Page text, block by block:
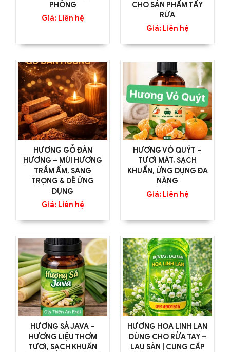
PHÒNG
Giá: Liên hệ
CHO SẢN PHẨM TẨY
RỬA
Giá: Liên hệ
HƯƠNG GỖ ĐÀN
HƯƠNG – MÙI HƯƠNG
TRẦM ẤM, SANG
TRỌNG & DỄ ỨNG
DỤNG
Giá: Liên hệ
HƯƠNG VỎ QUÝT –
TƯƠI MÁT, SẠCH
KHUẨN, ỨNG DỤNG ĐA
NĂNG
Giá: Liên hệ
HƯƠNG SẢ JAVA –
HƯƠNG LIỆU THƠM
TƯƠI, SẠCH KHUẨN
HƯƠNG HOA LINH LAN
DÙNG CHO RỬA TAY –
LAU SÀN | CUNG CẤP